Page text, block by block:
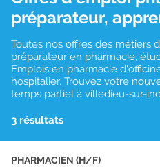
préparateur,
Toutes nos offres des métiers
préparateur en pharmacie,
Emplois en pharmacie
hospitalier. Trouvez votre
temps partiel à villedieu-sur-
3 résultats
PHARMACIEN (H/F)